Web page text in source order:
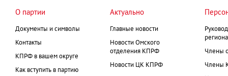
О партии
Документы и символы
Контакты
КПРФ в вашем округе
Как вступить в партию
Актуально
Главные новости
Новости Омского
отделения КПРФ
Новости ЦК КПРФ
Члены
Члены